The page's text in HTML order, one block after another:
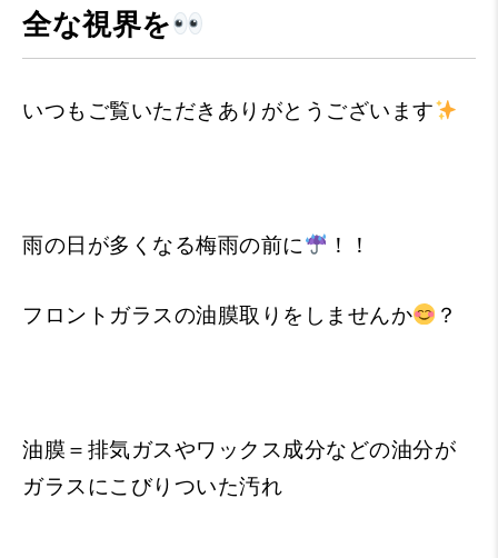
全な視界を
いつもご覧いただきありがとうございます
雨の日が多くなる梅雨の前に ！！
フロントガラスの油膜取りをしませんか ？
油膜＝排気ガスやワックス成分などの油分が
ガラスにこびりついた汚れ